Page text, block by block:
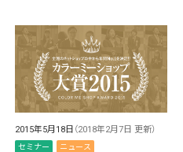
2015年5月18日 （2018年2月7日 更新）
セミナー ニュース